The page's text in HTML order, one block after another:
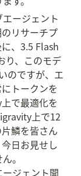
ージェント
リサーチプ
、3.5 Flash
り、このモデ
のですが、エ
トークンを
で最適化を
上で12
鱗を皆さん
日お見せし
。
ジェント開